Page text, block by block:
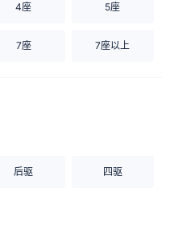
4座 5座
7座 7座以上
后驱 四驱